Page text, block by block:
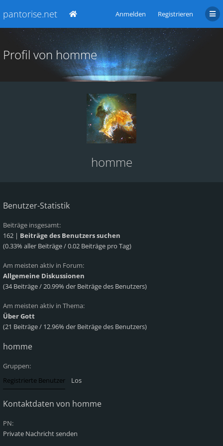
pantorise.net Anmelden Registrieren
Profil von homme
homme
Benutzer-Statistik
Beiträge insgesamt:
162 | Beiträge des Benutzers suchen
(0.33% aller Beiträge / 0.02 Beiträge pro Tag)
Am meisten aktiv in Forum:
Allgemeine Diskussionen
(34 Beiträge / 20.99% der Beiträge des Benutzers)
Am meisten aktiv in Thema:
Über Gott
(21 Beiträge / 12.96% der Beiträge des Benutzers)
homme
Gruppen:
Kontaktdaten von homme
PN:
Private Nachricht senden